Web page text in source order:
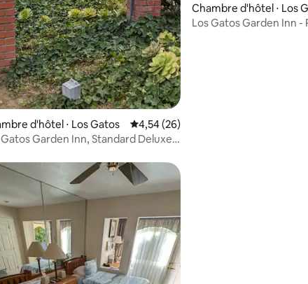
sur la base de 3 commentaires : 4,67 sur 5
d'hôtel ⋅ Los Gatos Évaluation moyenne sur la base de
4,54 (26)
Gatos Garden Inn, Standard Deluxe,
Chambre d'hôtel ⋅ Los
Los Gatos Garden Inn -